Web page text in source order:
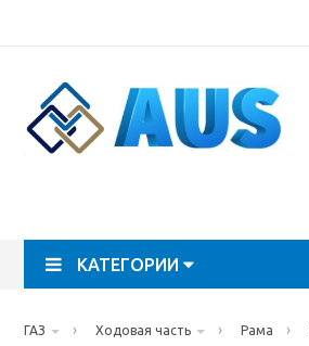
КАТЕГОРИИ
ГАЗ › Ходовая часть › Рама ›